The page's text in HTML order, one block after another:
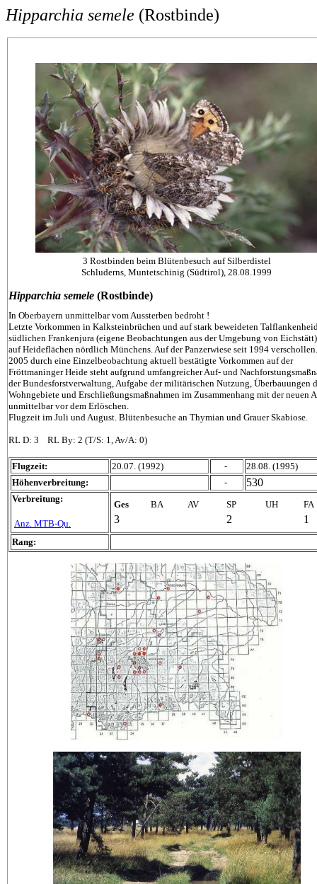
Hipparchia semele (Rostbinde)
3 Rostbinden beim Blütenbesuch auf Silberdistel
Schluderns, Muntetschinig (Südtirol), 28.08.1999
Hipparchia semele (Rostbinde)
In Oberbayern unmittelbar vom Aussterben bedroht !
Letzte Vorkommen in Kalksteinbrüchen und auf stark beweideten
südlichen Frankenjura (eigene Beobachtungen aus der Umgebung von
auf Heideflächen nördlich Münchens. Auf der Panzerwiese seit 1994
2005 durch eine Einzelbeobachtung aktuell bestätigte Vorkommen auf der
Fröttmaninger Heide steht aufgrund umfangreicher Auf- und
der Bundesforstverwaltung, Aufgabe der militärischen Nutzung, Überbauungen
Wohngebiete und Erschließungsmaßnahmen im Zusammenhang mit der neuen
unmittelbar vor dem Erlöschen.
Flugzeit im Juli und August. Blütenbesuche an Thymian und Grauer Skabiose.
RL D: 3 RL By: 2 (T/S: 1, Av/A: 0)
Flugzeit: 20.07. (1992) -
28.08. (1995)
Höhenverbreitung:
- 530
Verbreitung:
Anz. MTB-Qu.
Ges BA AV SP UH FA
3 2 1
Rang: